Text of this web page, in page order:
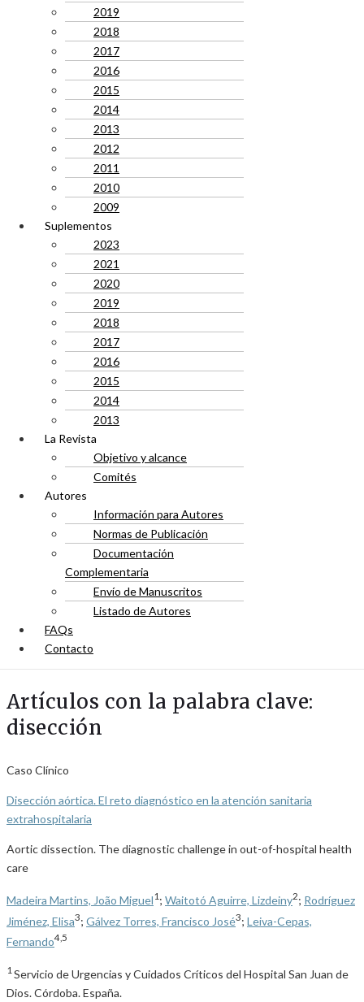
2019
2018
2017
2016
2015
2014
2013
2012
2011
2010
2009
Suplementos
2023
2021
2020
2019
2018
2017
2016
2015
2014
2013
La Revista
Objetivo y alcance
Comités
Autores
Información para Autores
Normas de Publicación
Documentación
Complementaria
Envío de Manuscritos
Listado de Autores
FAQs
Contacto
Artículos con la palabra clave:
disección
Caso Clínico
Disección aórtica. El reto diagnóstico en la atención sanitaria
extrahospitalaria
Aortic dissection. The diagnostic challenge in out-of-hospital health
care
Madeira Martins, João Miguel1 ; Waitotó Aguirre, Lizdeiny2; Rodríguez
Jiménez, Elisa3; Gálvez Torres, Francisco José3; Leiva-Cepas,
Fernando4,5
1 Servicio de Urgencias y Cuidados Críticos del Hospital San Juan de
Dios. Córdoba. España.